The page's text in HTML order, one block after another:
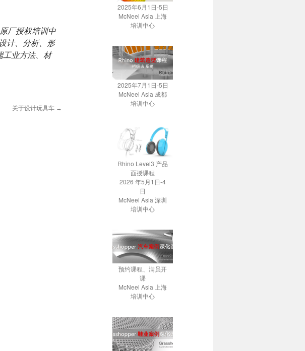
厂授权培训中
计、分析、形
工业方法、材
关于设计玩具车 →
2025年6月1日-5日
McNeel Asia 上海
培训中心
2025年7月1日-5日
McNeel Asia 成都
培训中心
Rhino Level3 产品
面授课程
2026 年5月1日-4
日
McNeel Asia 深圳
培训中心
预约课程、满员开
课
McNeel Asia 上海
培训中心